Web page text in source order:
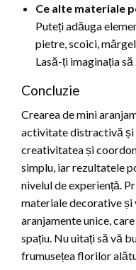
Ce alte materiale
Puteți adăuga
pietre, scoici,
Lasă-ți imaginația
Concluzie
Crearea de mini
activitate distractivă și
creativitatea și
simplu, iar rezultatele
nivelul de experiență.
materiale decorative și
aranjamente unice,
spațiu. Nu uitați să vă
frumusețea florilor